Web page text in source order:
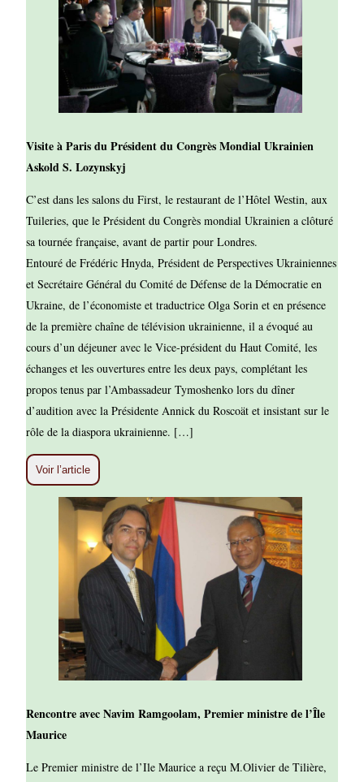
Visite à Paris du Président du Congrès Mondial Ukrainien
Askold S. Lozynskyj
C’est dans les salons du First, le restaurant de l’Hôtel Westin, aux
Tuileries, que le Président du Congrès mondial Ukrainien a clôturé
sa tournée française, avant de partir pour Londres.
Entouré de Frédéric Hnyda, Président de Perspectives Ukrainiennes
et Secrétaire Général du Comité de Défense de la Démocratie en
Ukraine, de l’économiste et traductrice Olga Sorin et en présence
de la première chaîne de télévision ukrainienne, il a évoqué au
cours d’un déjeuner avec le Vice-président du Haut Comité, les
échanges et les ouvertures entre les deux pays, complétant les
propos tenus par l’Ambassadeur Tymoshenko lors du dîner
d’audition avec la Présidente Annick du Roscoät et insistant sur le
rôle de la diaspora ukrainienne. […]
Voir l’article
Rencontre avec Navim Ramgoolam, Premier ministre de l’Île
Maurice
Le Premier ministre de l’Ile Maurice a reçu M.Olivier de Tilière,